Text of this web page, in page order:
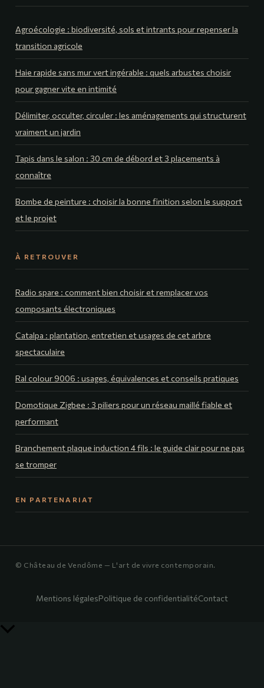
Agroécologie : biodiversité, sols et intrants pour repenser la
transition agricole
Haie rapide sans mur vert ingérable : quels arbustes choisir
pour gagner vite en intimité
Délimiter, occulter, circuler : les aménagements qui structurent
vraiment un jardin
Tapis dans le salon : 30 cm de débord et 3 placements à
connaître
Bombe de peinture : choisir la bonne finition selon le support
et le projet
À RETROUVER
Radio spare : comment bien choisir et remplacer vos
composants électroniques
Catalpa : plantation, entretien et usages de cet arbre
spectaculaire
Ral colour 9006 : usages, équivalences et conseils pratiques
Domotique Zigbee : 3 piliers pour un réseau maillé fiable et
performant
Branchement plaque induction 4 fils : le guide clair pour ne pas
se tromper
EN PARTENARIAT
© Château de Vendôme — L'art de vivre contemporain.
Mentions légalesPolitique de confidentialitéContact